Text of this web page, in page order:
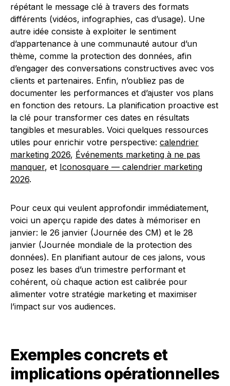
répétant le message clé à travers des formats
différents (vidéos, infographies, cas d’usage). Une
autre idée consiste à exploiter le sentiment
d’appartenance à une communauté autour d’un
thème, comme la protection des données, afin
d’engager des conversations constructives avec vos
clients et partenaires. Enfin, n’oubliez pas de
documenter les performances et d’ajuster vos plans
en fonction des retours. La planification proactive est
la clé pour transformer ces dates en résultats
tangibles et mesurables. Voici quelques ressources
utiles pour enrichir votre perspective: calendrier
marketing 2026, Événements marketing à ne pas
manquer, et Iconosquare — calendrier marketing
2026.
Pour ceux qui veulent approfondir immédiatement,
voici un aperçu rapide des dates à mémoriser en
janvier: le 26 janvier (Journée des CM) et le 28
janvier (Journée mondiale de la protection des
données). En planifiant autour de ces jalons, vous
posez les bases d’un trimestre performant et
cohérent, où chaque action est calibrée pour
alimenter votre stratégie marketing et maximiser
l’impact sur vos audiences.
Exemples concrets et
implications opérationnelles